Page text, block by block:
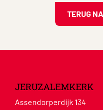
TERUG
JERUZALEMKERK
Assendorperdijk 134